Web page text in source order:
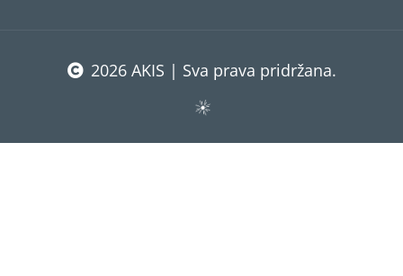
2026 AKIS | Sva prava pridržana.